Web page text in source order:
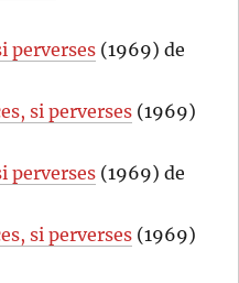
perverses (1969) de
si perverses (1969)
perverses (1969) de
si perverses (1969)